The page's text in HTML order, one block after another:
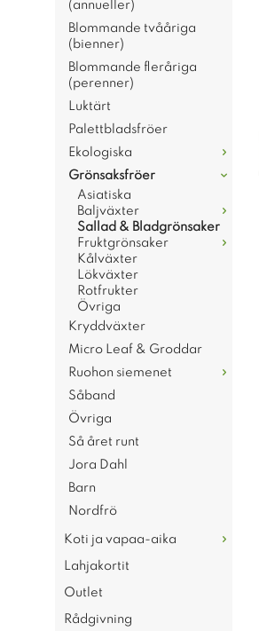
(annueller)
Blommande tvååriga
(bienner)
Blommande fleråriga
(perenner)
Luktärt
Palettbladsfröer
Ekologiska
Grönsaksfröer
Asiatiska
Baljväxter
Sallad & Bladgrönsaker
Fruktgrönsaker
Kålväxter
Lökväxter
Rotfrukter
Övriga
Kryddväxter
Micro Leaf & Groddar
Ruohon siemenet
Såband
Övriga
Så året runt
Jora Dahl
Barn
Nordfrö
Koti ja vapaa-aika
Lahjakortit
Outlet
Rådgivning